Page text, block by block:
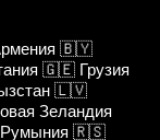
🇧🇾
🇬🇪 Грузия
🇱🇻
Зеландия
Румыния 🇷🇸